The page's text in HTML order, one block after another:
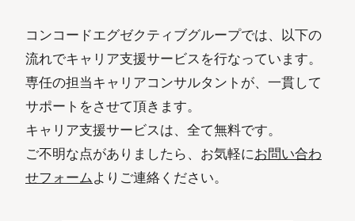
コンコードエグゼクティブグループでは、以下の
流れでキャリア支援サービスを行なっています。
専任の担当キャリアコンサルタントが、一貫して
サポートをさせて頂きます。
キャリア支援サービスは、全て無料です。
ご不明な点がありましたら、お気軽にお問い合わ
せフォームよりご連絡ください。